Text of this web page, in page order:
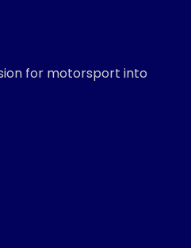
for motorsport into